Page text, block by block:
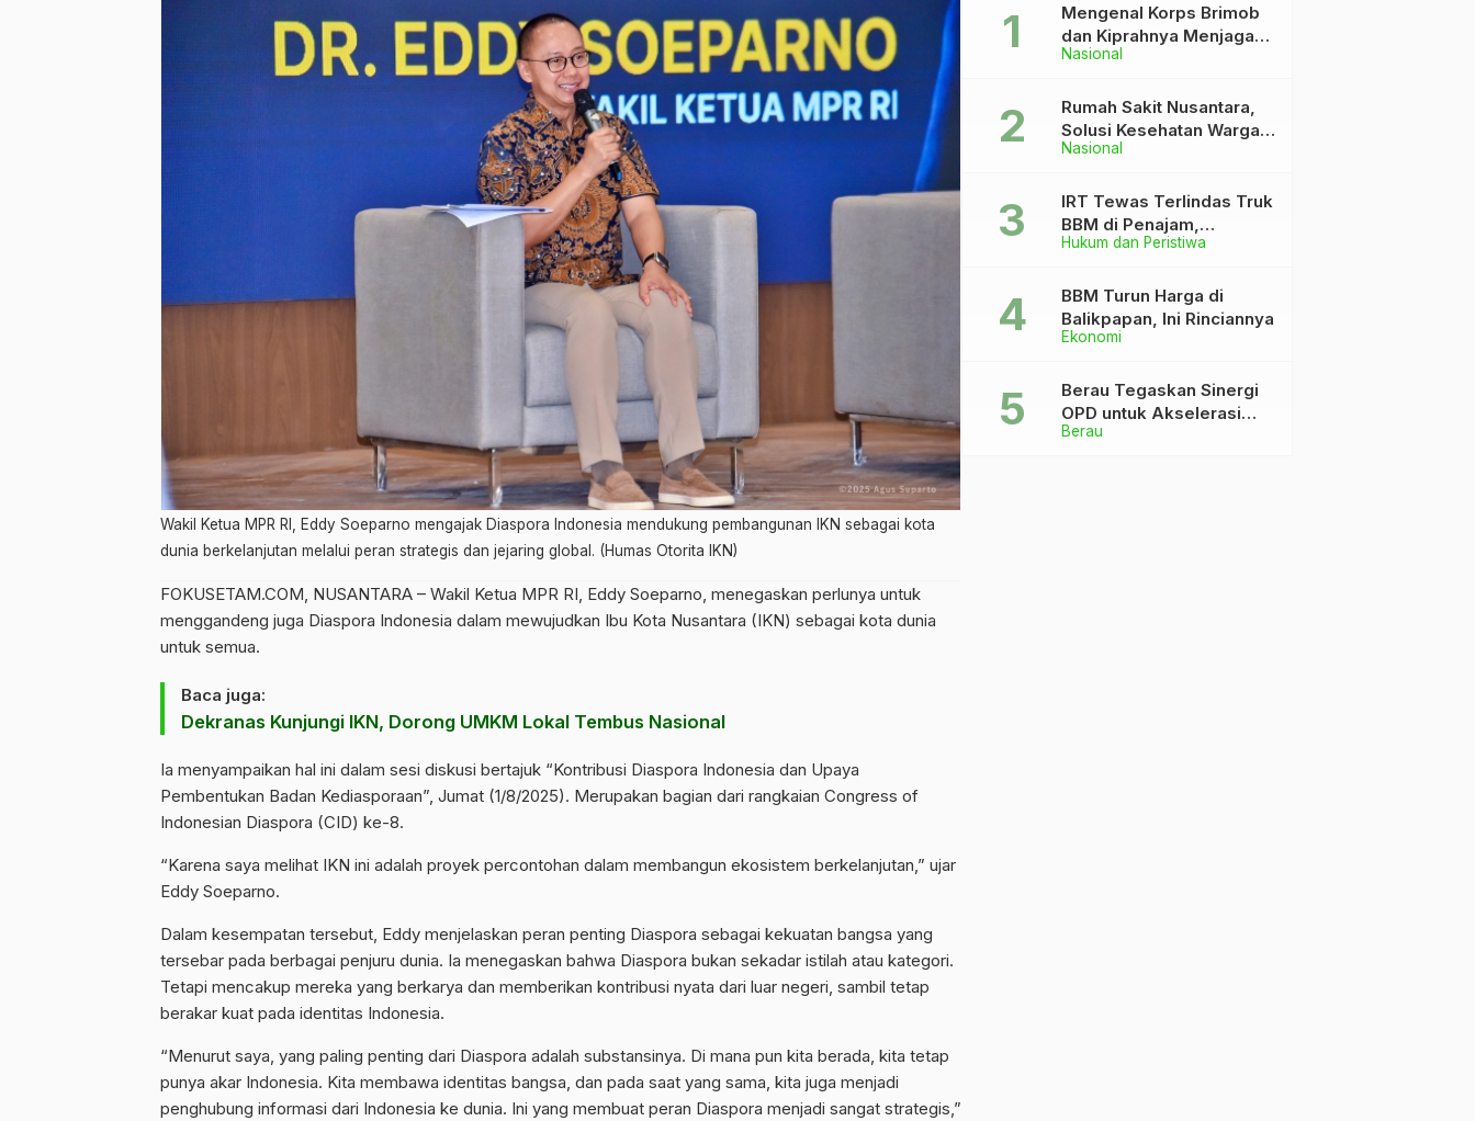
Wakil Ketua MPR RI, Eddy Soeparno mengajak Diaspora Indonesia mendukung pembangunan IKN sebagai kota
dunia berkelanjutan melalui peran strategis dan jejaring global. (Humas Otorita IKN)
FOKUSETAM.COM, NUSANTARA – Wakil Ketua MPR RI, Eddy Soeparno, menegaskan perlunya untuk
menggandeng juga Diaspora Indonesia dalam mewujudkan Ibu Kota Nusantara (IKN) sebagai kota dunia
untuk semua.
Baca juga:
Dekranas Kunjungi IKN, Dorong UMKM Lokal Tembus Nasional
Ia menyampaikan hal ini dalam sesi diskusi bertajuk “Kontribusi Diaspora Indonesia dan Upaya
Pembentukan Badan Kediasporaan”, Jumat (1/8/2025). Merupakan bagian dari rangkaian Congress of
Indonesian Diaspora (CID) ke-8.
“Karena saya melihat IKN ini adalah proyek percontohan dalam membangun ekosistem berkelanjutan,” ujar
Eddy Soeparno.
Dalam kesempatan tersebut, Eddy menjelaskan peran penting Diaspora sebagai kekuatan bangsa yang
tersebar pada berbagai penjuru dunia. Ia menegaskan bahwa Diaspora bukan sekadar istilah atau kategori.
Tetapi mencakup mereka yang berkarya dan memberikan kontribusi nyata dari luar negeri, sambil tetap
berakar kuat pada identitas Indonesia.
“Menurut saya, yang paling penting dari Diaspora adalah substansinya. Di mana pun kita berada, kita tetap
punya akar Indonesia. Kita membawa identitas bangsa, dan pada saat yang sama, kita juga menjadi
penghubung informasi dari Indonesia ke dunia. Ini yang membuat peran Diaspora menjadi sangat strategis,”
Nasional
Mengenal Korps Brimob
dan Kiprahnya Menjaga
Keutuhan NKRI
Nasional
Rumah Sakit Nusantara,
Solusi Kesehatan Warga
Dekat IKN
Hukum dan Peristiwa
IRT Tewas Terlindas Truk
BBM di Penajam,
Anaknya Patah Kaki
Ekonomi
BBM Turun Harga di
Balikpapan, Ini Rinciannya
Berau
Berau Tegaskan Sinergi
OPD untuk Akselerasi
Pembangunan